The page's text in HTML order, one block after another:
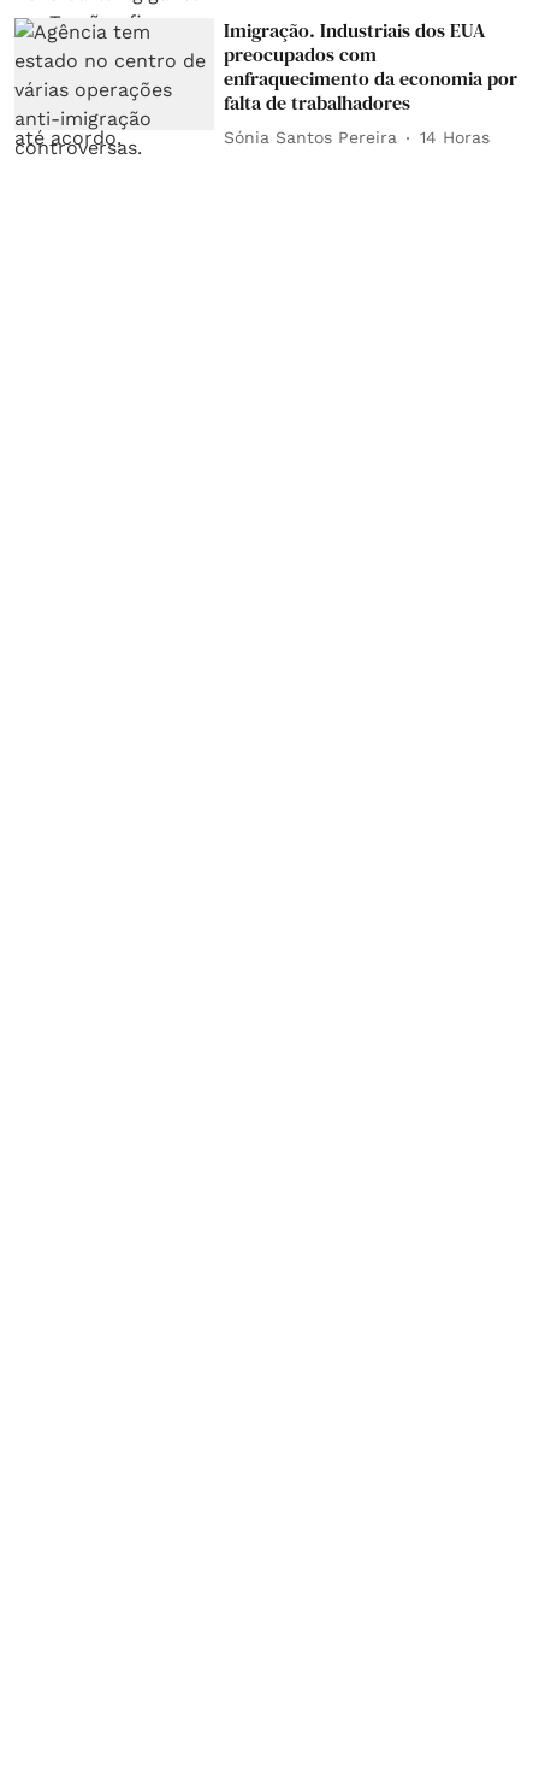
Imigração. Industriais dos EUA
preocupados com
enfraquecimento da economia por
falta de trabalhadores
Sónia Santos Pereira 14 Horas